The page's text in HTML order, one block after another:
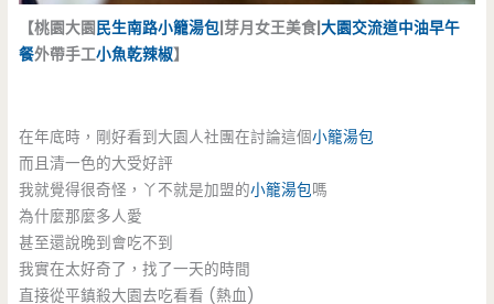
【桃園大園民生南路小籠湯包|芽月女王美食|大園交流道中油早午
餐外帶手工小魚乾辣椒】
在年底時，剛好看到大園人社團在討論這個小籠湯包
而且清一色的大受好評
我就覺得很奇怪，丫不就是加盟的小籠湯包嗎
為什麼那麼多人愛
甚至還說晚到會吃不到
我實在太好奇了，找了一天的時間
直接從平鎮殺大園去吃看看 (熱血)